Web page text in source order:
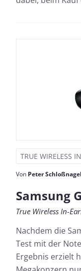
TRUE WIRELESS
Von Peter Schloßnagel
Samsung
True Wireless In-
Nachdem die
Test mit der
Ergebnis erzielt